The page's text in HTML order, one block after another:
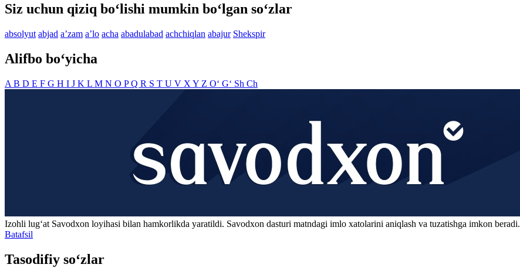
Siz uchun qiziq bo‘lishi mumkin bo‘lgan so‘zlar
absolyut abjad aʼzam aʼlo acha abadulabad achchiqlan abajur Shekspir
Alifbo bo‘yicha
A B D E F G H I J K L M N O PQ R S T U V X Y Z O‘ G‘ Sh Ch
Izohli lugʻat Savodxon loyihasi bilan hamkorlikda yaratildi. Savodxon dasturi matndagi imlo xatolarini aniqlash va tuzatishga imkon beradi.
Batafsil
Tasodifiy so‘zlar